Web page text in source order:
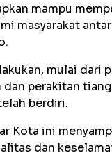
mampu
masyarakat
mulai dari
perakitan
berdiri.
Kota ini
dan